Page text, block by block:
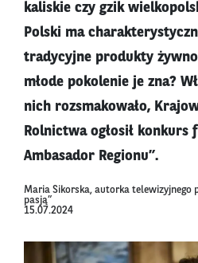
kaliskie czy gzik
Polski ma
tradycyjne produkty
młode pokolenie je zna?
nich rozsmakowało,
Rolnictwa ogłosił konkurs
Ambasador Regionu”.
Maria Sikorska, autorka telewizyjnego
pasją”
15.07.2024